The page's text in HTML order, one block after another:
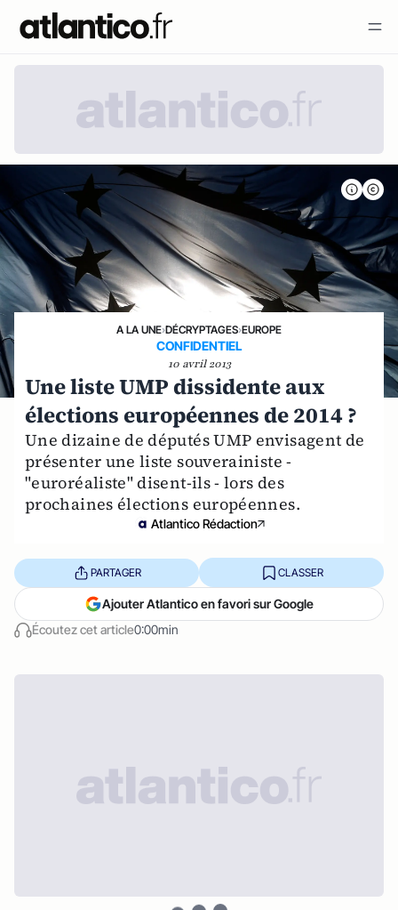
A LA UNE›DÉCRYPTAGES›EUROPE
CONFIDENTIEL
10 avril 2013
Une liste UMP dissidente aux
élections européennes de 2014 ?
Une dizaine de députés UMP envisagent de
présenter une liste souverainiste -
"euroréaliste" disent-ils - lors des
prochaines élections européennes.
Atlantico Rédaction
Écoutez cet article0:00min
PARTAGER CLASSER
Ajouter Atlantico en favori sur Google